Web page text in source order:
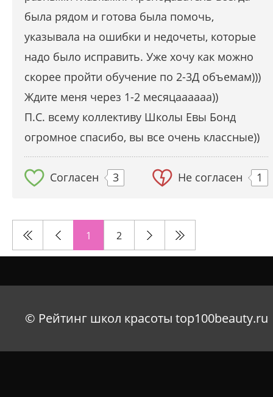
была рядом и готова была помочь,
указывала на ошибки и недочеты, которые
надо было исправить. Уже хочу как можно
скорее пройти обучение по 2-3Д объемам)))
Ждите меня через 1-2 месяцаааааа))
П.С. всему коллективу Школы Евы Бонд
огромное спасибо, вы все очень классные))
Согласен 3 Не согласен 1
1 2
© Рейтинг школ красоты top100beauty.ru